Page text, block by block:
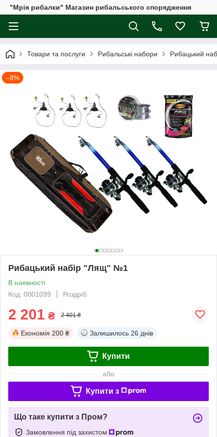
"Мрія рибалки" Магазин рибальського спорядження
Товари та послуги Рибальські набори Рибацький
–8%
Рибацький набір "Лящ" №1
В наявності
Код: 0001099
Роздріб
2 201 ₴ 2 401 ₴
Економія 200 ₴ Залишилось 26 днів
Купити
або
Купити з
Що таке купити з Пром?
Замовлення під захистом